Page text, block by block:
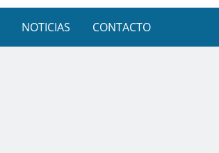
NOTICIAS CONTACTO